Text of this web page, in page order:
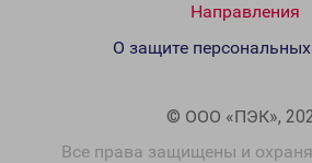
Направления
© ООО «ПЭК»,
Все права защищены и
О защите